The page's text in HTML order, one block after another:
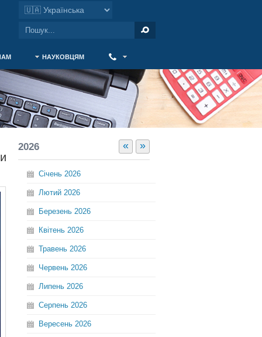
НАУКОВЦЯМ
« »
2026
Січень 2026
Лютий 2026
Березень 2026
Квітень 2026
Травень 2026
Червень 2026
Липень 2026
Серпень 2026
Вересень 2026